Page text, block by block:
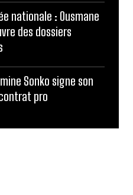
nationale : Ousmane
des dossiers
Sonko signe son
pro